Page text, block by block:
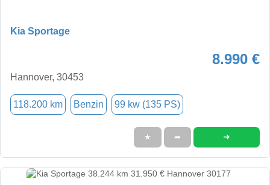
Kia Sportage
8.990 €
Hannover, 30453
118.200 km Benzin 99 kw (135 PS)
★ ➦ ➜